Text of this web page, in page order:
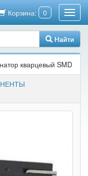
Корзина: 0
Найти
кварцевый SMD